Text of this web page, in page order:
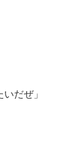
だぜ」